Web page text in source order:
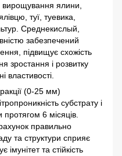
вирощування ялини,
туї, туевика,
Среднекислый,
забезпечений
підвищує схожість
зростання і розвитку
властивості.
(0-25 мм)
субстрату і
6 місяців.
правильно
та структури сприяє
та стійкість